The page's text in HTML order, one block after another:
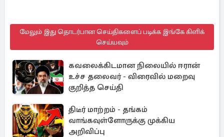
மேலும் இது தொடர்பான செய்திகளைப் படிக்க இங்கே கிளிக்
செய்யவும்
கவலைக்கிடமான நிலையில் ஈரான்
உச்ச தலைவர் - விரைவில் மறைவு
குறித்த செய்தி
திடீர் மாற்றம் - தங்கம்
வாங்கவுள்ளோருக்கு முக்கிய
அறிவிப்பு